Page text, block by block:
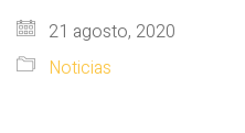
21 agosto, 2020
Noticias